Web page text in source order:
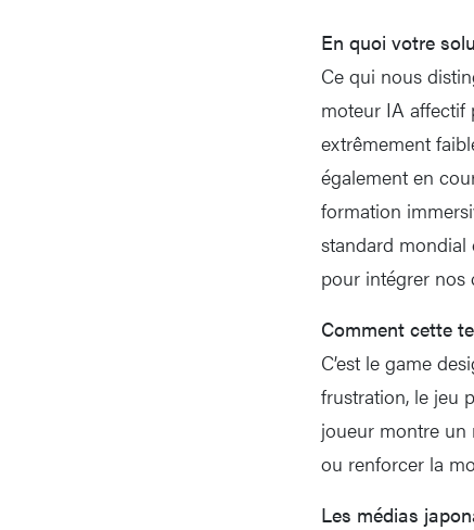
En quoi votre
Ce qui nous
moteur IA affectif
extrêmement
également en
formation
standard mondial
pour intégrer nos
Comment cette
C’est le game
frustration, le jeu
joueur montre un
ou renforcer la
Les médias